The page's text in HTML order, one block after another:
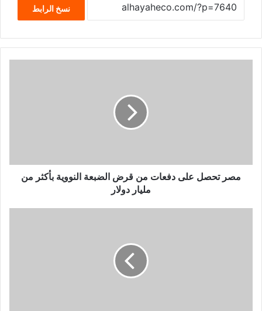
نسخ الرابط
مصر تحصل على دفعات من قرض الضبعة النووية بأكثر من
مليار دولار